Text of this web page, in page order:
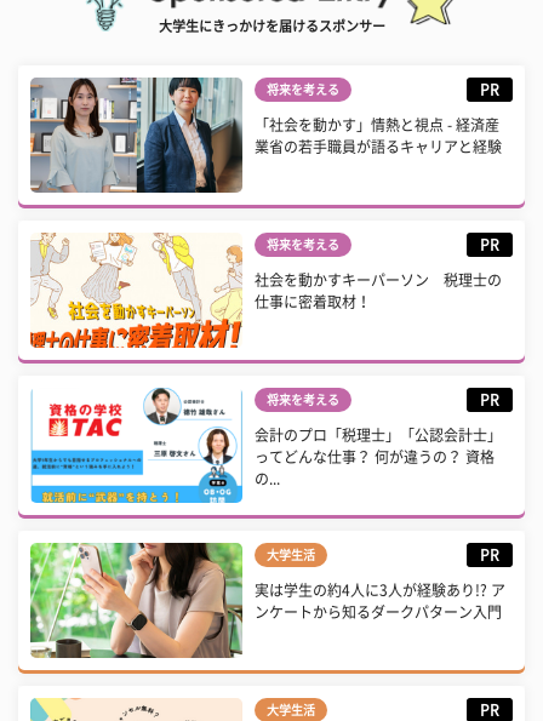
大学生にきっかけを届けるスポンサー
将来を考える PR
「社会を動かす」情熱と視点 - 経済産
業省の若手職員が語るキャリアと経験
将来を考える PR
社会を動かすキーパーソン 税理士の
仕事に密着取材！
将来を考える PR
会計のプロ「税理士」「公認会計士」
ってどんな仕事？ 何が違うの？ 資格
の...
大学生活 PR
実は学生の約4人に3人が経験あり!? ア
ンケートから知るダークパターン入門
大学生活 PR